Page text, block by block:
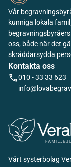
Vår
kunniga lokala
oss, både när det
skräddarsydda
Kontakta oss
010 - 33 33 623
Vårt systerbolag